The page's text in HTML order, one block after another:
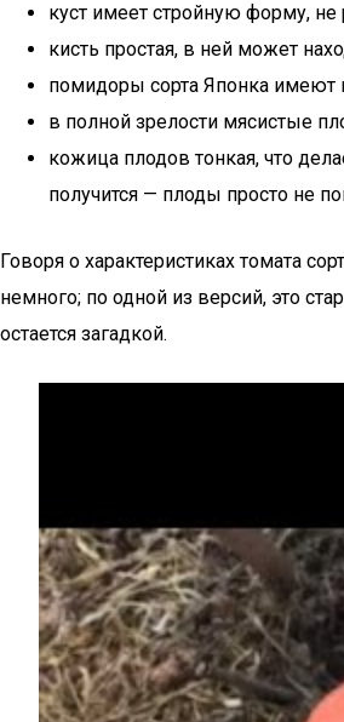
куст имеет стройную форму, не
кисть простая, в ней может
помидоры сорта Японка имеют
в полной зрелости мясистые
кожица плодов тонкая, что
получится — плоды просто не
Говоря о характеристиках томата
немного; по одной из версий, это
остается загадкой.